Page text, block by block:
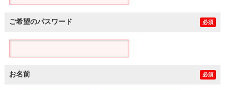
ご希望のパスワード 必須
お名前 必須